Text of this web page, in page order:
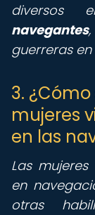
diversos
navegantes
guerreras
3.
mujeres
en las
Las
en
otras